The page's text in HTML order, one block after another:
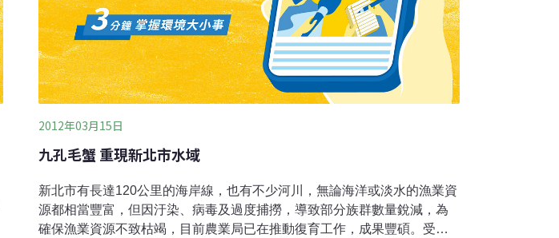
2012年03月15日
九孔毛蟹 重現新北市水域
新北市有長達120公里的海岸線，也有不少河川，無論海洋或淡水的漁業資
源都相當豐富，但因汙染、病毒及過度捕撈，導致部分族群數量銳減，為
確保漁業資源不致枯竭，目前農業局已在推動復育工作，成果豐碩。受到